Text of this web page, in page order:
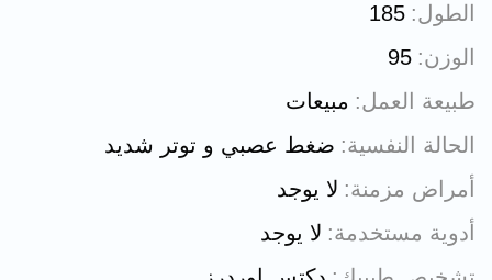
الطول 185
الوزن 95
طبيعة العمل
مبيعات
الحالة النفسية ضغط عصبي و توتر شديد
أمراض مزمنة لا يوجد
أدوية مستخدمة لا يوجد